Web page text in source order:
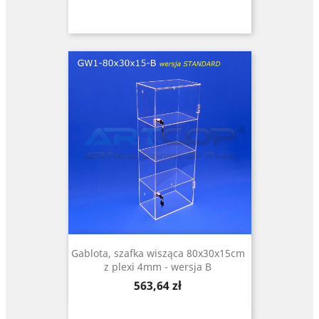
Gablota, szafka wisząca 80x30x15cm
z plexi 4mm - wersja B
Cena
563,64 zł